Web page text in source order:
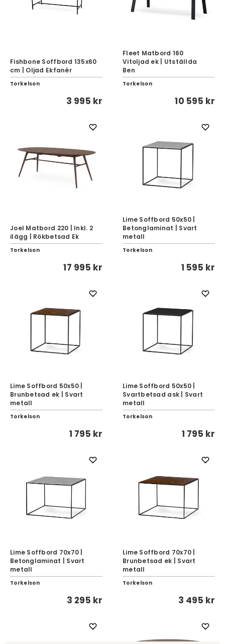
Fishbone Soffbord 135x60
cm | Oljad Ekfanér
Torkelson
3 995 kr
Fleet Matbord 160
Vitoljad ek | Utställda
Ben
Torkelson
10 595 kr
Joel Matbord 220 | Inkl. 2
ilägg | Rökbetsad Ek
Torkelson
17 995 kr
Lime Soffbord 50x50 |
Betonglaminat | Svart
metall
Torkelson
1 595 kr
Lime Soffbord 50x50 |
Brunbetsad ek | Svart
metall
Torkelson
1 795 kr
Lime Soffbord 50x50 |
Svartbetsad ask | Svart
metall
Torkelson
1 795 kr
Lime Soffbord 70x70 |
Betonglaminat | Svart
metall
Torkelson
3 295 kr
Lime Soffbord 70x70 |
Brunbetsad ek | Svart
metall
Torkelson
3 495 kr